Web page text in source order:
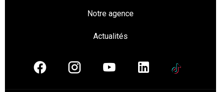
Notre agence
Actualités